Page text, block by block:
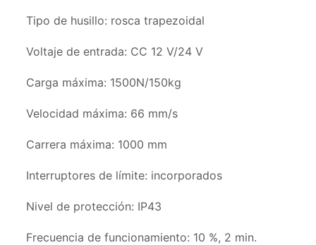
Tipo de husillo: rosca trapezoidal
Voltaje de entrada: CC 12 V/24 V
Carga máxima: 1500N/150kg
Velocidad máxima: 66 mm/s
Carrera máxima: 1000 mm
Interruptores de límite: incorporados
Nivel de protección: IP43
Frecuencia de funcionamiento: 10 %, 2 min.